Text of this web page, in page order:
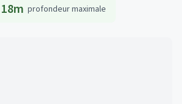
18m profondeur maximale